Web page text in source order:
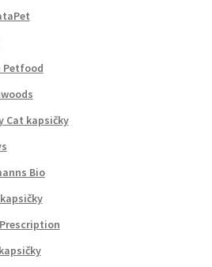
Petfood
Cat kapsičky
Bio